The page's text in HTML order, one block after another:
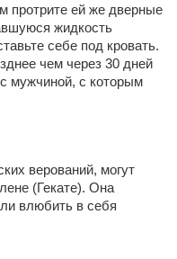
протрите ей же дверные
жидкость
себе под кровать.
чем через 30 дней
мужчиной, с которым
верований, могут
(Гекате). Она
влюбить в себя